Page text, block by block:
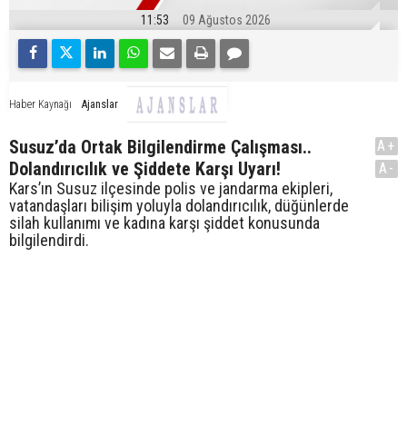
11:53 09 Ağustos 2026
Haber Kaynağı Ajanslar
Susuz’da Ortak Bilgilendirme Çalışması..
Dolandırıcılık ve Şiddete Karşı Uyarı!
Kars’ın Susuz ilçesinde polis ve jandarma ekipleri,
vatandaşları bilişim yoluyla dolandırıcılık, düğünlerde
silah kullanımı ve kadına karşı şiddet konusunda
bilgilendirdi.
A+
A-